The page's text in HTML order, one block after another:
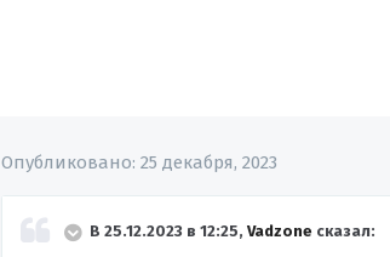
Опубликовано:25 декабря, 2023
В 25.12.2023 в 12:25,Vadzone сказал: